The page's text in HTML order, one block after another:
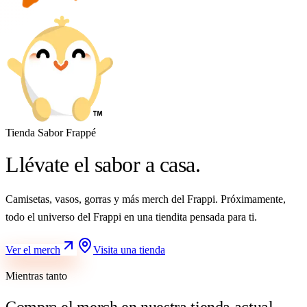
Tienda Sabor Frappé
Llévate el sabor a casa.
Camisetas, vasos, gorras y más merch del Frappi. Próximamente,
todo el universo del Frappi en una tiendita pensada para ti.
Ver el merch Visita una tienda
Mientras tanto